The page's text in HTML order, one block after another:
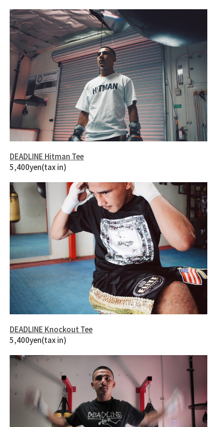
DEADLINE Hitman Tee
5,400yen(tax in)
DEADLINE Knockout Tee
5,400yen(tax in)